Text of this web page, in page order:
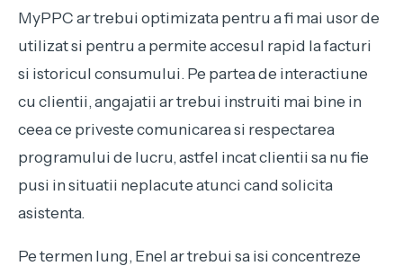
MyPPC ar trebui optimizata pentru a fi mai usor de
utilizat si pentru a permite accesul rapid la facturi
si istoricul consumului. Pe partea de interactiune
cu clientii, angajatii ar trebui instruiti mai bine in
ceea ce priveste comunicarea si respectarea
programului de lucru, astfel incat clientii sa nu fie
pusi in situatii neplacute atunci cand solicita
asistenta.
Pe termen lung, Enel ar trebui sa isi concentreze